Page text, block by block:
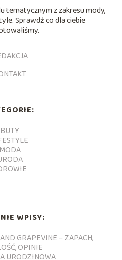
tematycznym z zakresu mody,
Sprawdź co dla ciebie
BUTY
MODA
WPISY:
GRAPEVINE – ZAPACH,
OPINIE
URODZINOWA